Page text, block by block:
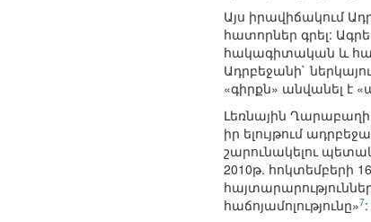
Այս իրավիճակում
հատորներ գրել:
հակագիտական և
Ադրբեջանի`
«գիրքն» անվանել է
Լեռնային Ղարաբաղի
իր ելույթում
շարունակելու
2010թ. հոկտեմբերի
հաճոյամոլությունը»7: